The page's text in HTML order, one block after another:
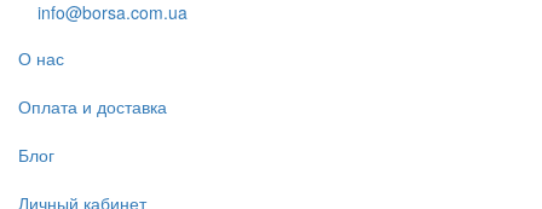
info@borsa.com.ua
О нас
Оплата и доставка
Блог
Личный кабинет